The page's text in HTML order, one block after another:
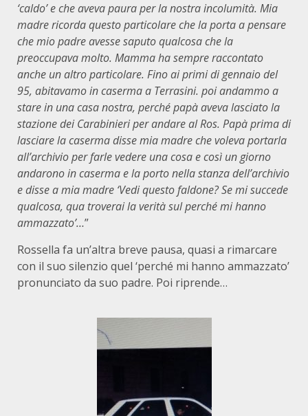
‘caldo’ e che aveva paura per la nostra incolumità. Mia
madre ricorda questo particolare che la porta a pensare
che mio padre avesse saputo qualcosa che la
preoccupava molto. Mamma ha sempre raccontato
anche un altro particolare. Fino ai primi di gennaio del
95, abitavamo in caserma a Terrasini. poi andammo a
stare in una casa nostra, perché papà aveva lasciato la
stazione dei Carabinieri per andare al Ros. Papà prima di
lasciare la caserma disse mia madre che voleva portarla
all’archivio per farle vedere una cosa e così un giorno
andarono in caserma e la porto nella stanza dell’archivio
e disse a mia madre ‘Vedi questo faldone? Se mi succede
qualcosa, qua troverai la verità sul perché mi hanno
ammazzato’…”
Rossella fa un’altra breve pausa, quasi a rimarcare
con il suo silenzio quel ‘perché mi hanno ammazzato’
pronunciato da suo padre. Poi riprende…